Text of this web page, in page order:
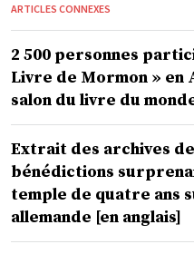
ARTICLES CONNEXES
2 500 personnes
Livre de Mormon » en
salon du livre du
Extrait des archives
bénédictions
temple de quatre ans
allemande [en anglais]